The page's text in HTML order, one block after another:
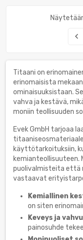
navigate_before
Titaani on
erinomaisista
ominaisuuksistaan.
vahva ja kestävä,
moniin teollisuuden
Evek GmbH tarjoaa
käyttötarkoituksiin,
kemianteollisuuteen.
puolivalmisteita että
vastaavat
Kemiallinen
on siten
Keveys ja
painosuhde